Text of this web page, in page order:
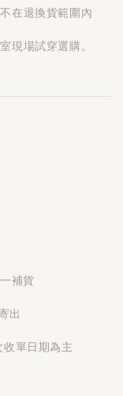
在退換貨範圍內
現場試穿選購。
補貨
出
單日期為主